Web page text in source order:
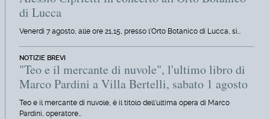
di Lucca
Venerdì 7 agosto, alle ore 21,15, presso l'Orto Botanico di Lucca, si…
NOTIZIE BREVI
"Teo e il mercante di nuvole", l'ultimo libro di
Marco Pardini a Villa Bertelli, sabato 1 agosto
Teo e il mercante di nuvole, è il titolo dell'ultima opera di Marco
Pardini, operatore…